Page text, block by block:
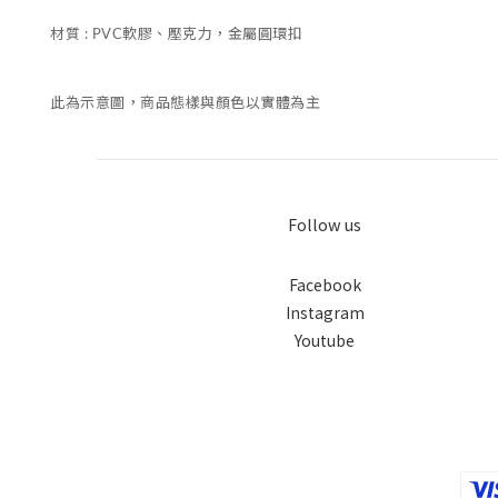
材質 : PVC軟膠、壓克力，金屬圓環扣
此為示意圖，商品態樣與顏色以實體為主
Follow us
Facebook
Instagram
Youtube